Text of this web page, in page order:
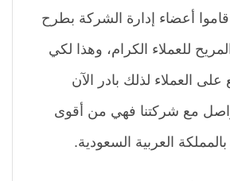
أعضاء إدارة الشركة بطرح
للعملاء الكرام، وهذا لكي
العملاء لذلك بادر الآن
مع شركتنا فهي من أقوى
العربية السعودية.